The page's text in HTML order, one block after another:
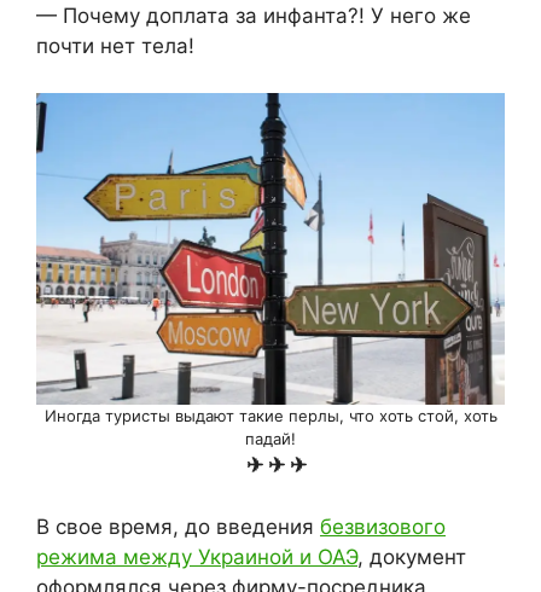
— Почему доплата за инфанта?! У него же
почти нет тела!
Иногда туристы выдают такие перлы, что хоть стой, хоть
падай!
✈ ✈ ✈
В свое время, до введения безвизового
режима между Украиной и ОАЭ, документ
оформлялся через фирму-посредника